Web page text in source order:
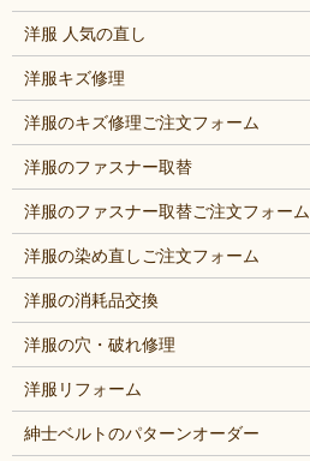
洋服 人気の直し
洋服キズ修理
洋服のキズ修理ご注文フォーム
洋服のファスナー取替
洋服のファスナー取替ご注文フォーム
洋服の染め直しご注文フォーム
洋服の消耗品交換
洋服の穴・破れ修理
洋服リフォーム
紳士ベルトのパターンオーダー